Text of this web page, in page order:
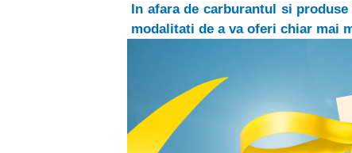
p
r
m
P
In afara de carburantul si
modalitati de a va oferi chiar mai